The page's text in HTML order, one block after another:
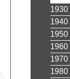
1930
1940
1950
1960
1970
1980